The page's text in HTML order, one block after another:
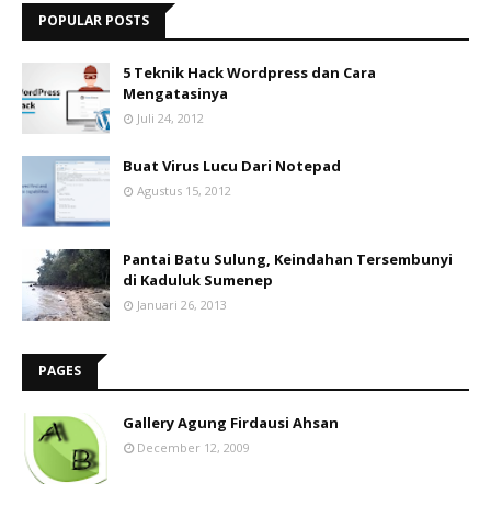
POPULAR POSTS
5 Teknik Hack Wordpress dan Cara
Mengatasinya
Juli 24, 2012
Buat Virus Lucu Dari Notepad
Agustus 15, 2012
Pantai Batu Sulung, Keindahan Tersembunyi
di Kaduluk Sumenep
Januari 26, 2013
PAGES
Gallery Agung Firdausi Ahsan
December 12, 2009